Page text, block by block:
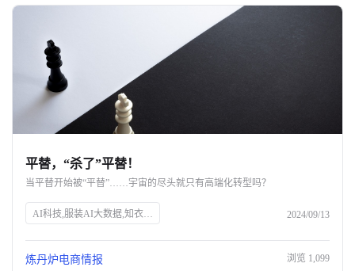
平替，“杀了”平替！
当平替开始被“平替”……宇宙的尽头就只有高端化转型吗？
AI科技,服装AI大数据,知衣科技,SEO优化,消费市场,平替,品牌涨价,消费者行为,性价比,市场趋势 2024/09/13
炼丹炉电商情报 浏览 1,099